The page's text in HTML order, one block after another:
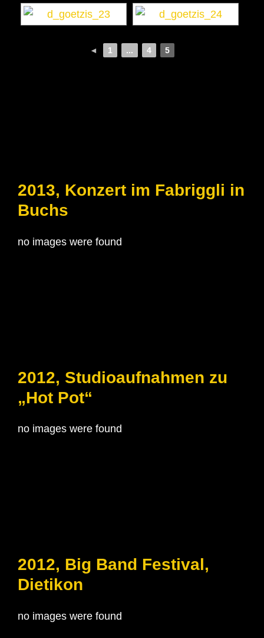
◄ 1 ... 4 5
2013, Konzert im Fabriggli in
Buchs
no images were found
2012, Studioaufnahmen zu
„Hot Pot“
no images were found
2012, Big Band Festival,
Dietikon
no images were found